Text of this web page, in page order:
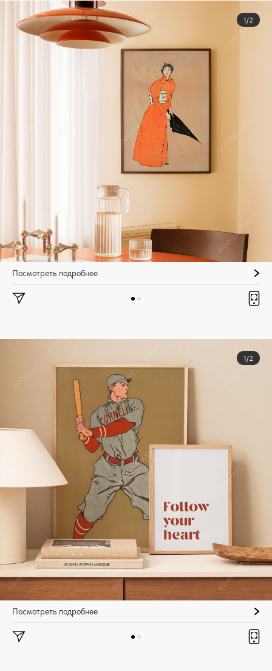
1/2
Посмотреть подробнее
1/2
Посмотреть подробнее